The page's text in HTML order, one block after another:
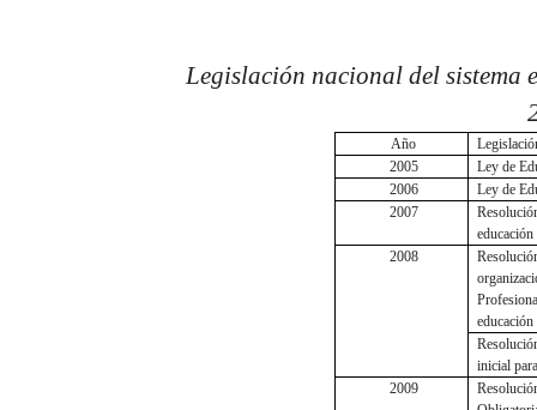
Legislación nacional del sistema
Año
2005
Ley de
2006
Ley de
2007
2008
inicial
2009